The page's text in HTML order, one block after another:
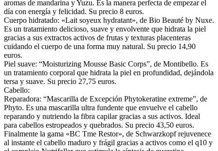
aromas de mandarina y Yuzu. Es la manera perfecta de empezar el
día con energía y felicidad. Su precio 8 euros.
Cuerpo hidratado: «Lait soyeux hydratant», de Bio Beauté by Nuxe.
Es un tratamiento delicioso, suave y envolvente que hidrata la piel
gracias a sus extractos activos de frutas y texturas placenteras
cuidando el cuerpo de una forma muy natural. Su precio 14,90
euros.
Piel suave: “Moisturizing Mousse Basic Corps”, de Montibello. Es
un tratamiento corporal que hidrata la piel en profundidad, dejándola
tersa y suave. Su precio 27,75 euros.
Cabello:
Reparadora: “Mascarilla de Excepción Phytokeratine extreme”, de
Phyto. Es una mascarilla ultra fundente que envuelve el cabello
reparando y nutriendo la fibra capilar gracias a sus activos. Ideal
para cabellos estropeados y quebrados. Su precio 43,50 euros.
Finalmente la gama «BC Tme Restor», de Schwarzkopf rejuvenece
al instante el cabello maduro y frágil gracias a activos como el q10 y